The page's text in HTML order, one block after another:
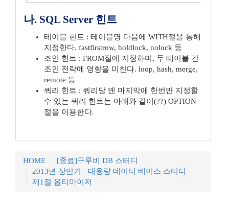
나. SQL Server 힌트
테이블 힌트 : 테이블명 다음에 WITH절을 통해
지정한다. fastfirstrow, holdlock, nolock 등
조인 힌트 : FROM절에 지정하며, 두 테이블 간
조인 전략에 영향을 미친다. loop, hash, merge,
remote 등
쿼리 힌트 : 쿼리당 맨 마지막에 한번만 지정할
수 있는 쿼리 힌트는 아래와 같이(??) OPTION
절을 이용한다.
HOME
[종료]구루비 DB 스터디
2013년 상반기 - 대용량 데이터 베이스 스터디
제1절 옵티마이저